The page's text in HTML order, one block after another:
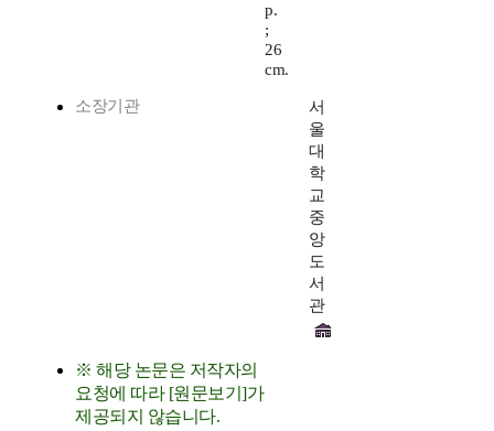
p.
;
26
cm.
소장기관
서
울
대
학
교
중
앙
도
서
관
※ 해당 논문은 저작자의
요청에 따라 [원문보기]가
제공되지 않습니다.